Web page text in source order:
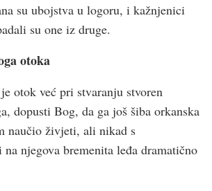
su ubojstva u logoru, i kažnjenici
su one iz druge.
otoka
otok već pri stvaranju stvoren
dopusti Bog, da ga još šiba orkanska
naučio živjeti, ali nikad s
njegova bremenita leđa dramatično